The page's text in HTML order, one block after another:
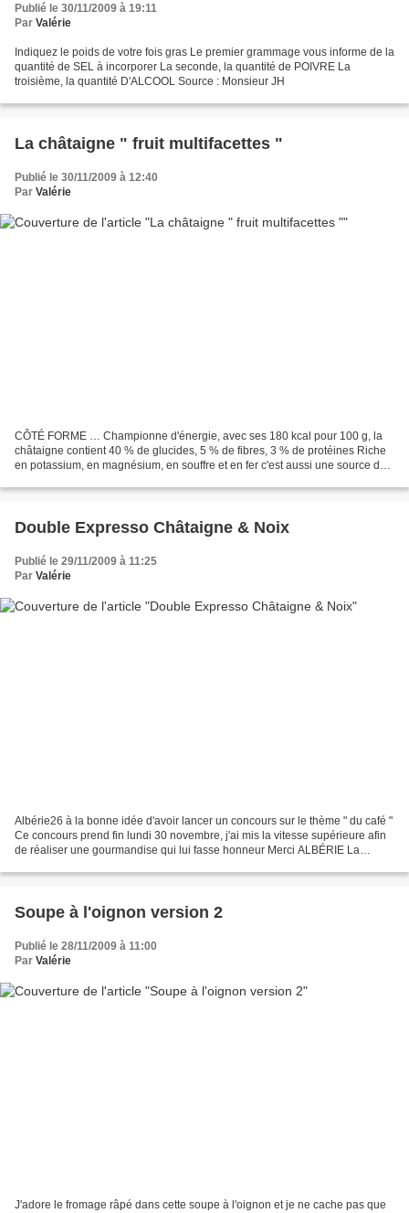
Publié le 30/11/2009 à 19:11
Par Valérie
Indiquez le poids de votre fois gras Le premier grammage vous informe de la
quantité de SEL à incorporer La seconde, la quantité de POIVRE La
troisième, la quantité D'ALCOOL Source : Monsieur JH
La châtaigne " fruit multifacettes "
Publié le 30/11/2009 à 12:40
Par Valérie
CÔTÉ FORME … Championne d'énergie, avec ses 180 kcal pour 100 g, la
châtaigne contient 40 % de glucides, 5 % de fibres, 3 % de protéines Riche
en potassium, en magnésium, en souffre et en fer c'est aussi une source de
Double Expresso Châtaigne & Noix
Publié le 29/11/2009 à 11:25
Par Valérie
Albérie26 à la bonne idée d'avoir lancer un concours sur le thème " du café "
Ce concours prend fin lundi 30 novembre, j'ai mis la vitesse supérieure afin
de réaliser une gourmandise qui lui fasse honneur Merci ALBÉRIE La
Soupe à l'oignon version 2
Publié le 28/11/2009 à 11:00
Par Valérie
J'adore le fromage râpé dans cette soupe à l'oignon et je ne cache pas que